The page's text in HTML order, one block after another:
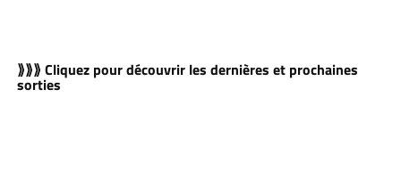
⟫⟫⟫ Cliquez pour découvrir les dernières et prochaines
sorties